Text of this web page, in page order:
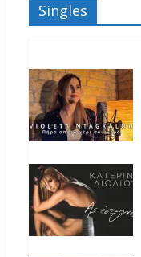
Singles